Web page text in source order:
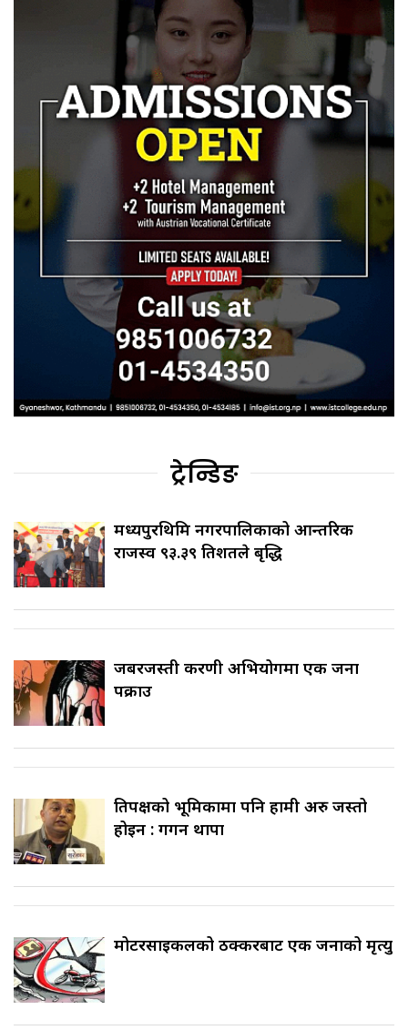
ट्रेन्डिङ
मध्यपुरथिमि नगरपालिकाको आन्तरिक
राजस्व ९३.३९ प्रतिशतले बृद्धि
जबरजस्ती करणी अभियोगमा एक जना
पक्राउ
प्रतिपक्षको भूमिकामा पनि हामी अरु जस्तो
होइन : गगन थापा
मोटरसाइकलको ठक्करबाट एक जनाको मृत्यु